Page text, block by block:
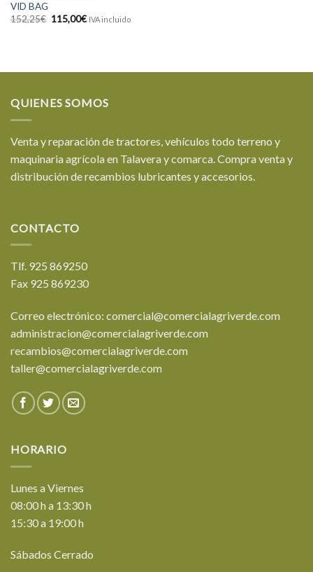
VID BAG
152,25€ El
precio
115,00€ElIVA incluido
QUIENES SOMOS
Venta y reparación de tractores, vehículos todo terreno y
maquinaria agrícola en Talavera y comarca. Compra venta y
distribución de recambios lubricantes y accesorios.
CONTACTO
Tlf. 925 869250
Fax 925 869230
Correo electrónico: comercial@comercialagriverde.com
administracion@comercialagriverde.com
recambios@comercialagriverde.com
taller@comercialagriverde.com
HORARIO
Lunes a Viernes
08:00 h a 13:30 h
15:30 a 19:00 h
Sábados Cerrado